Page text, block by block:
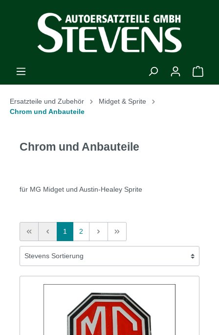
Ersatzteile und Zubehör
Midget & Sprite
Chrom und Anbauteile
Chrom und Anbauteile
für MG Midget und Austin-Healey Sprite
1 2